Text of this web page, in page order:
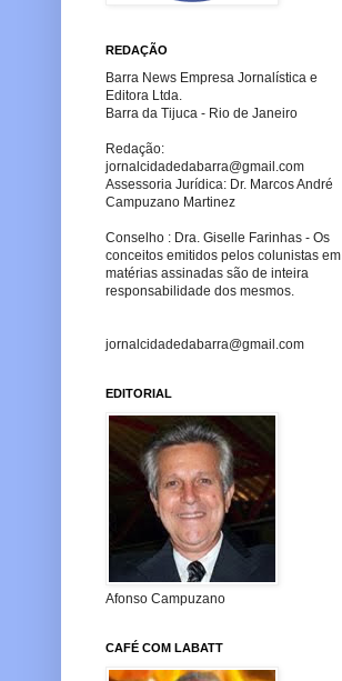
REDAÇÃO
Barra News Empresa Jornalística e
Editora Ltda.
Barra da Tijuca - Rio de Janeiro
Redação:
jornalcidadedabarra@gmail.com
Assessoria Jurídica: Dr. Marcos André
Campuzano Martinez
Conselho : Dra. Giselle Farinhas - Os
conceitos emitidos pelos colunistas em
matérias assinadas são de inteira
responsabilidade dos mesmos.
jornalcidadedabarra@gmail.com
EDITORIAL
Afonso Campuzano
CAFÉ COM LABATT